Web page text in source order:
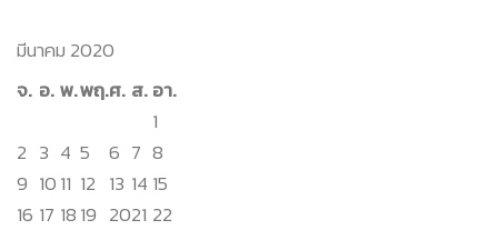
มีนาคม 2020
จ. อ.พ.พฤ.ศ. ส.อา.
1
2 3 4 5 6 7 8
9 1011 12 13 14 15
16 17 1819 2021 22